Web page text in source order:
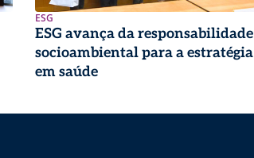
ESG
ESG avança da responsabilidade
socioambiental para a estratégia
em saúde